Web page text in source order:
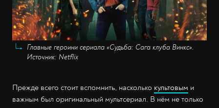
Главные героини сериала «Судьба: Сага клуба Винкс».
Источник: Netflix
Прежде всего стоит вспомнить, насколько культовым и
важным был оригинальный мультсериал. В нём не только